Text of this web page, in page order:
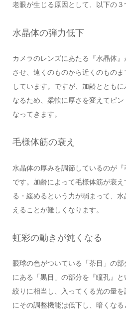
老眼が生じる原因として、以下の３
水晶体の弾力低下
カメラのレンズにあたる『水晶体
させ、遠くのものから近くのもの
しています。ですが、加齢ととも
なるため、柔軟に厚さを変えてピン
なってきます。
毛様体筋の衰え
水晶体の厚みを調節しているのが
です。加齢によって毛様体筋が衰
る・緩めるという力が弱まって、
えることが難しくなります。
虹彩の動きが鈍くなる
眼球の色がついている「茶目」の
にある「黒目」の部分を『瞳孔』
絞りに相当し、入ってくる光の量
にその調整機能は低下し、暗くな